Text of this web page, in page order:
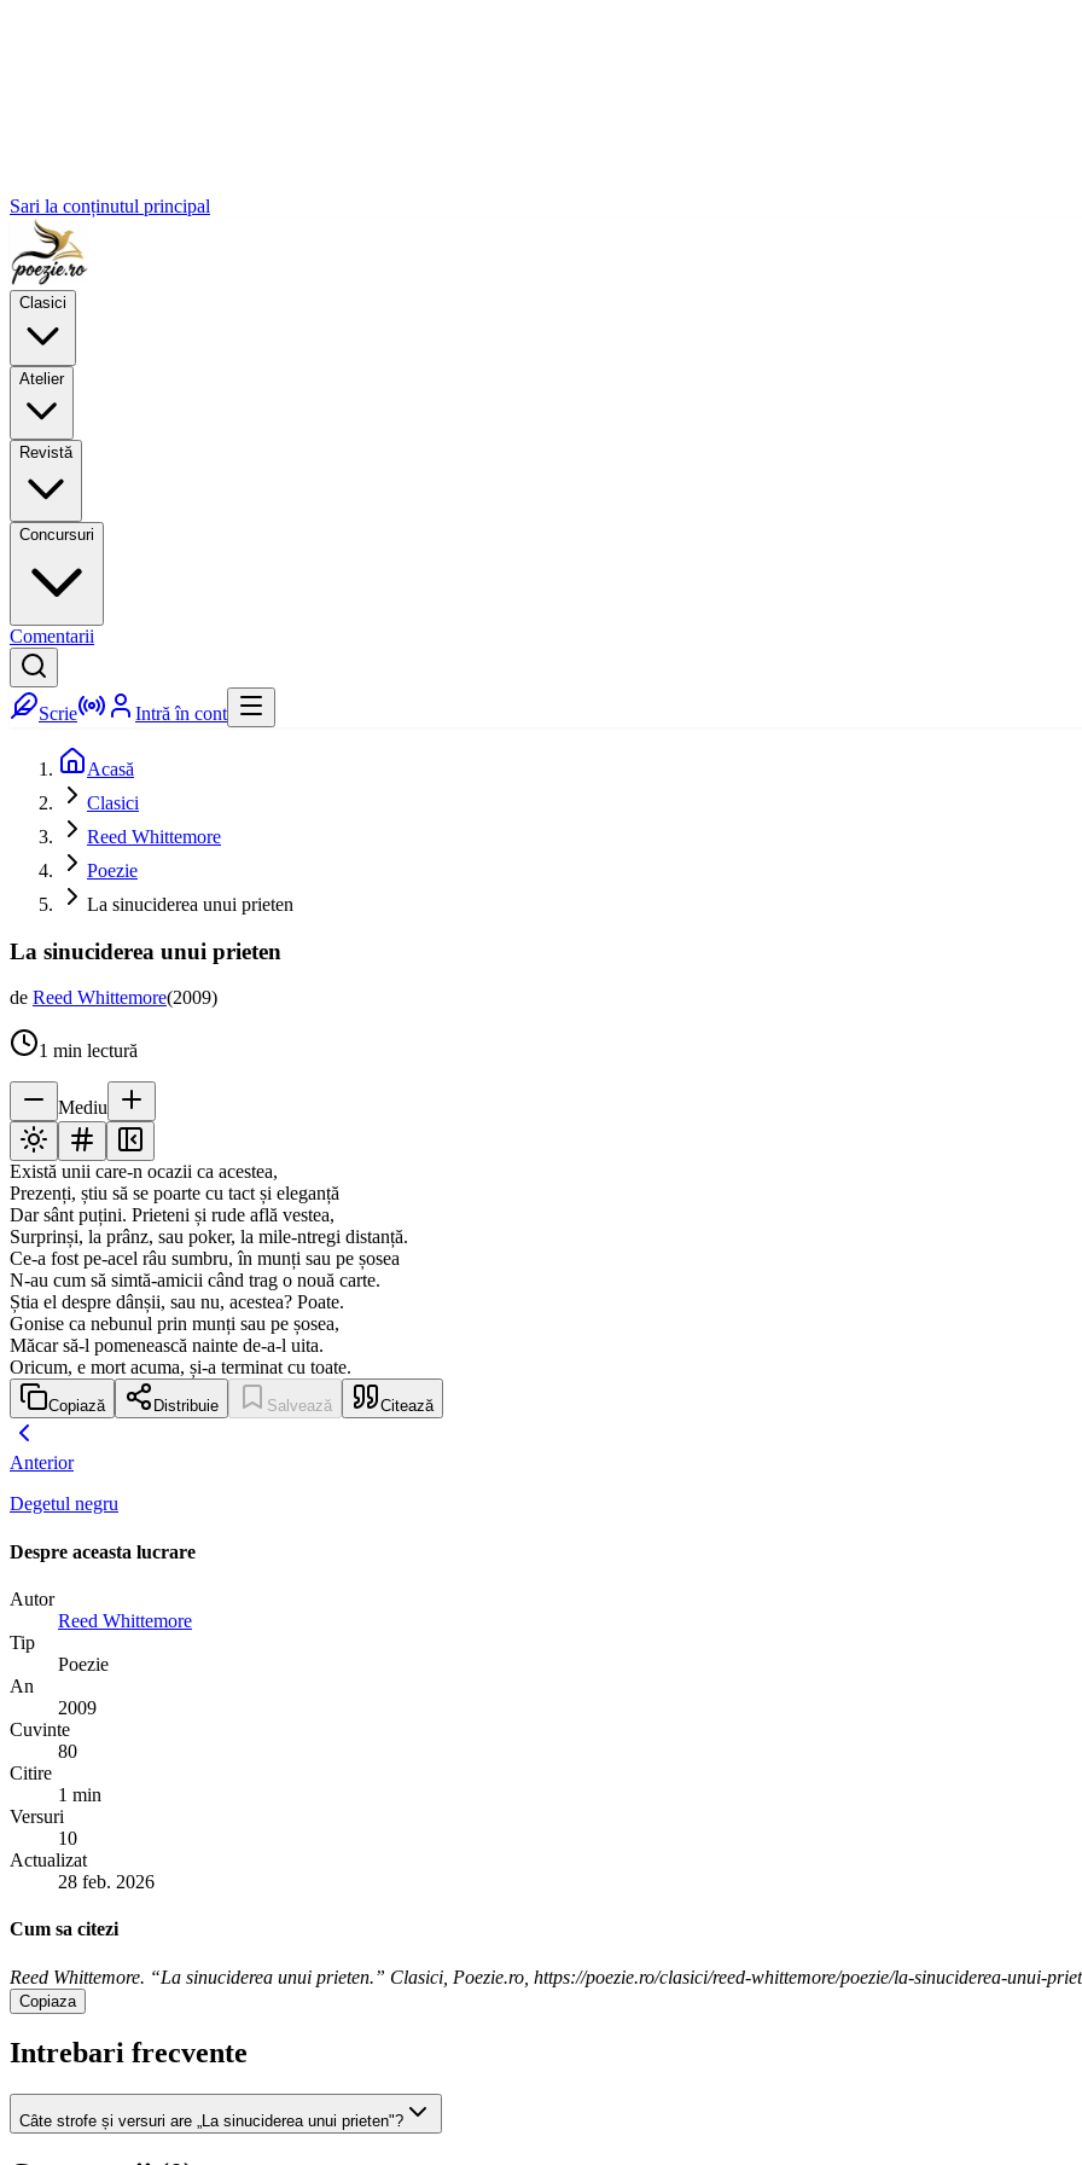
Sari la conținutul principal
Clasici
Atelier
Revistă
Concursuri
Comentarii
Scrie Intră în cont
Acasă
Clasici
Reed Whittemore
Poezie
La sinuciderea unui prieten
La sinuciderea unui prieten
de Reed Whittemore(2009)
1 min lectură
Mediu
Există unii care-n ocazii ca acestea,
Prezenți, știu să se poarte cu tact și eleganță
Dar sânt puțini. Prieteni și rude află vestea,
Surprinși, la prânz, sau poker, la mile-ntregi distanță.
Ce-a fost pe-acel râu sumbru, în munți sau pe șosea
N-au cum să simtă-amicii când trag o nouă carte.
Știa el despre dânșii, sau nu, acestea? Poate.
Gonise ca nebunul prin munți sau pe șosea,
Măcar să-l pomenească nainte de-a-l uita.
Oricum, e mort acuma, și-a terminat cu toate.
Copiază Distribuie Salvează Citează
Anterior
Degetul negru
Despre aceasta lucrare
Autor
Reed Whittemore
Tip
Poezie
An
2009
Cuvinte
80
Citire
1 min
Versuri
10
Actualizat
28 feb. 2026
Cum sa citezi
Reed Whittemore. “La sinuciderea unui prieten.” Clasici, Poezie.ro, https://poezie.ro/clasici/reed-whittemore/poezie/la-sinuciderea-unui-
Copiaza
Intrebari frecvente
Câte strofe și versuri are „La sinuciderea unui prieten"?